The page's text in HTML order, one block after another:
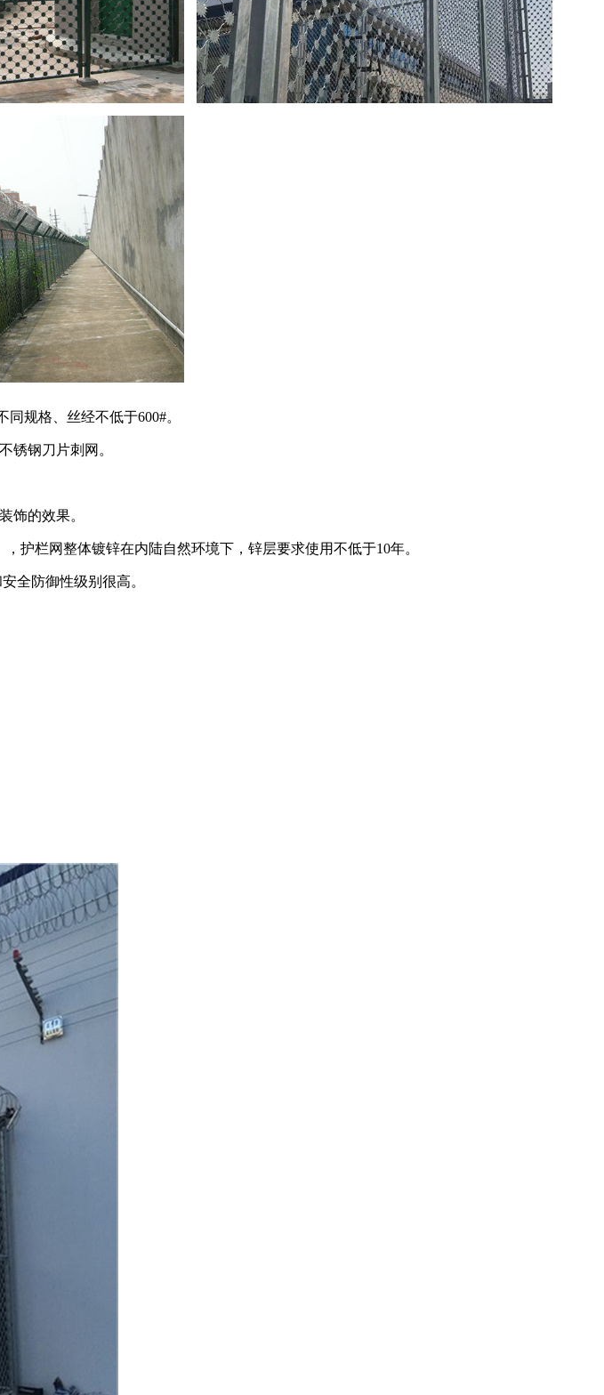
同规格、丝经不低于600#。
锈钢刀片刺网。
饰的效果。
护栏网整体镀锌在内陆自然环境下，锌层要求使用不低于10年。
全防御性级别很高。